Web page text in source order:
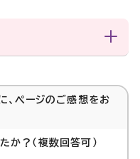
、ページのご感想をお
か？（複数回答可）